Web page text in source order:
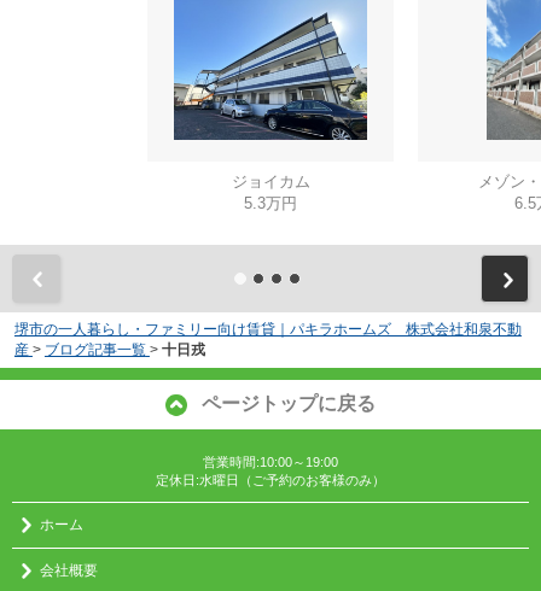
ジョイカム
5.3万円
メゾン
6.5
堺市の一人暮らし・ファミリー向け賃貸｜パキラホームズ 株式会社和泉不動
産 > ブログ記事一覧 > 十日戎
ページトップに戻る
営業時間:10:00～19:00
定休日:水曜日（ご予約のお客様のみ）
ホーム
会社概要